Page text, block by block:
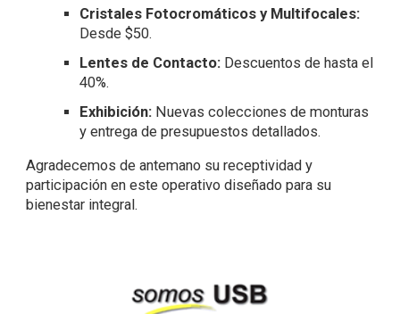
Cristales Fotocromáticos y Multifocales:
Desde $50.
Lentes de Contacto: Descuentos de hasta el
40%.
Exhibición: Nuevas colecciones de monturas
y entrega de presupuestos detallados.
Agradecemos de antemano su receptividad y
participación en este operativo diseñado para su
bienestar integral.